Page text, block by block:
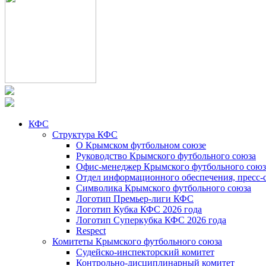
КФС
Структура КФС
О Крымском футбольном союзе
Руководство Крымского футбольного союза
Офис-менеджер Крымского футбольного
Отдел информационного обеспечения, пресс-
Символика Крымского футбольного союза
Логотип Премьер-лиги КФС
Логотип Кубка КФС 2026 года
Логотип Суперкубка КФС 2026 года
Respect
Комитеты Крымского футбольного союза
Судейско-инспекторский комитет
Контрольно-дисциплинарный комитет